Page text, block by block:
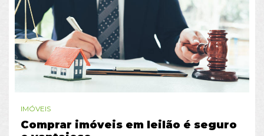
IMÓVEIS
Comprar imóveis em leilão é seguro